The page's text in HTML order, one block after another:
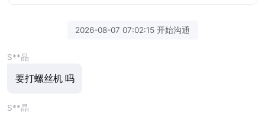
2026-08-07 07:02:15 开始沟通
S**晶
要打螺丝机 吗
S**晶